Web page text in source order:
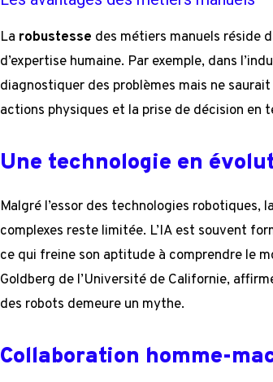
La robustesse des métiers manuels réside
d’expertise humaine. Par exemple, dans
diagnostiquer des problèmes mais ne
actions physiques et la prise de décision en
Une technologie en
Malgré l’essor des technologies robotiques,
complexes reste limitée. L’IA est souvent
ce qui freine son aptitude à comprendre le
Goldberg de l’Université de Californie,
des robots demeure un mythe.
Collaboration homme-